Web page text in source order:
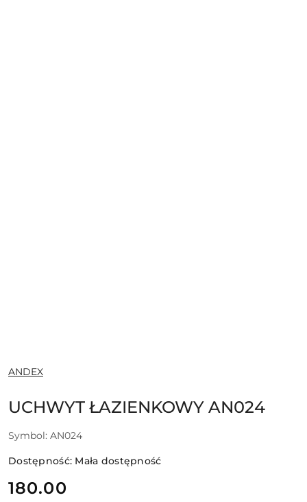
NAZWA
PRODUCENTA:
ANDEX
UCHWYT ŁAZIENKOWY AN024
Symbol: AN024
Dostępność: Mała dostępność
cena:
180.00